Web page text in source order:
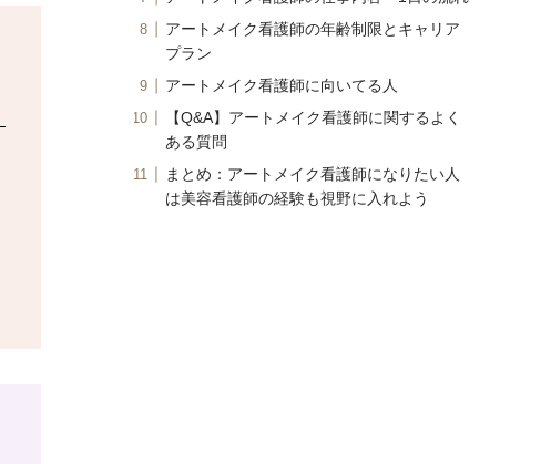
アートメイク看護師の年齢制限とキャリア
プラン
アートメイク看護師に向いてる人
【Q&A】アートメイク看護師に関するよく
ある質問
まとめ：アートメイク看護師になりたい人
は美容看護師の経験も視野に入れよう